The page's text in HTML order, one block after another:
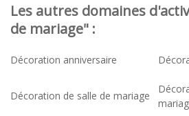
Les autres domaines
de mariage" :
Décoration anniversaire
Décoration de salle de mariage